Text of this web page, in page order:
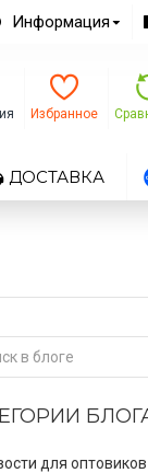
Информация
Избранное
ДОСТАВКА
,Новости сайта,
для оптовиков